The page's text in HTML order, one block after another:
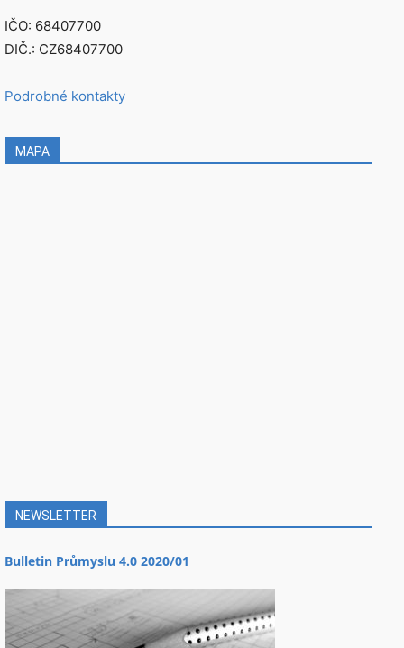
IČO: 68407700
DIČ.: CZ68407700
Podrobné kontakty
MAPA
NEWSLETTER
Bulletin Průmyslu 4.0 2020/01